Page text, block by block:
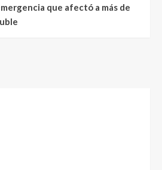
que afectó a más de